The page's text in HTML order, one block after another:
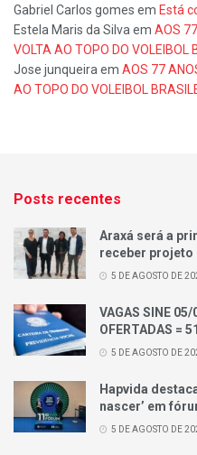
Gabriel Carlos gomes em Está
Estela Maris da Silva em AOS
VOLTA AO TOPO DO VOLEIBOL
Jose junqueira em AOS 77
AO TOPO DO VOLEIBOL
Posts recentes
Araxá será a
receber projeto
5 DE AGOSTO DE
VAGAS SINE
OFERTADAS =
5 DE AGOSTO DE
Hapvida
nascer’ em
5 DE AGOSTO DE